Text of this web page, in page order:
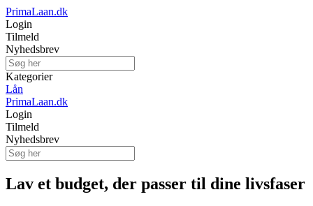
PrimaLaan.dk
Login
Tilmeld
Nyhedsbrev
Kategorier
Lån
PrimaLaan.dk
Login
Tilmeld
Nyhedsbrev
Lav et budget, der passer til dine livsfaser